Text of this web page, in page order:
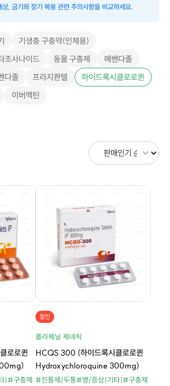
, 금기와 장기 복용 관련 주의사항을 비교하세요.
기생충 구충약(인체용)
조사나이드 동물 구충제
메벤다졸
다졸 프라지콴텔
하이드록시클로로퀸
이버멕틴
로로퀸
)#구충제
할인
플라퀘닐 제네릭
HCQS 300 (하이드록시클로로퀸
Hydroxychloroquine 300mg)
#진통제/두통#병/증상(기타)#구충제